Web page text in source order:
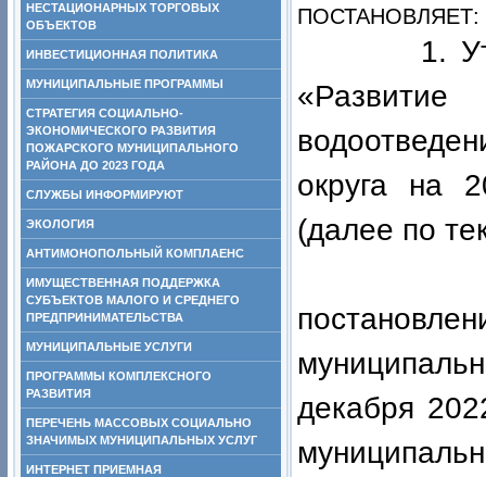
НЕСТАЦИОНАРНЫХ ТОРГОВЫХ
ОБЪЕКТОВ
ИНВЕСТИЦИОННАЯ ПОЛИТИКА
МУНИЦИПАЛЬНЫЕ ПРОГРАММЫ
СТРАТЕГИЯ СОЦИАЛЬНО-
ЭКОНОМИЧЕСКОГО РАЗВИТИЯ
ПОЖАРСКОГО МУНИЦИПАЛЬНОГО
РАЙОНА ДО 2023 ГОДА
СЛУЖБЫ ИНФОРМИРУЮТ
ЭКОЛОГИЯ
АНТИМОНОПОЛЬНЫЙ КОМПЛАЕНС
ИМУЩЕСТВЕННАЯ ПОДДЕРЖКА
СУБЪЕКТОВ МАЛОГО И СРЕДНЕГО
ПРЕДПРИНИМАТЕЛЬСТВА
МУНИЦИПАЛЬНЫЕ УСЛУГИ
ПРОГРАММЫ КОМПЛЕКСНОГО
РАЗВИТИЯ
ПЕРЕЧЕНЬ МАССОВЫХ СОЦИАЛЬНО
ЗНАЧИМЫХ МУНИЦИПАЛЬНЫХ УСЛУГ
ИНТЕРНЕТ ПРИЕМНАЯ
ПОСТАНОВЛЯЕТ:
1.
округа на
(далее по
декабря